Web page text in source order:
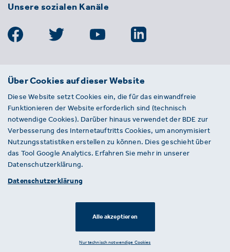
Unsere sozialen Kanäle
BDE
Entsorgungs-, Wasser- und
Kreislaufwirtschaft e. V.
Von-der-Heydt-Straße 2
D 10785 Berlin
Sie haben einen Fehler auf unserer Website
gefunden? Ihnen ist ein defekter Link
aufgefallen? Wir freuen uns über Ihren
Über Cookies auf dieser Website
Diese Website setzt Cookies ein, die für das einwandfreie
Funktionieren der Website erforderlich sind (technisch
notwendige Cookies). Darüber hinaus verwendet der BDE zur
Verbesserung des Internetauftritts Cookies, um anonymisiert
Nutzungsstatistiken erstellen zu können. Dies geschieht über
das Tool Google Analytics. Erfahren Sie mehr in unserer
Datenschutzerklärung.
Datenschutzerklärung
Alle akzeptieren
Nur technisch notwendige Cookies